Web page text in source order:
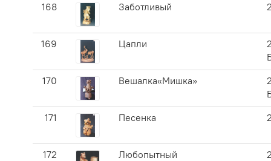
168
Заботливый
169 Цапли
170
Вешалка«Мишка»
171
Песенка
172 Любопытный